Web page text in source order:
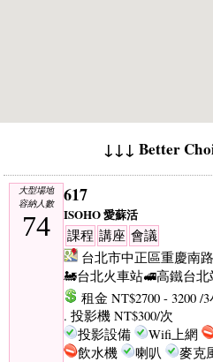
↓↓↓ Better
大型場地
容納人數
74
617
ISOHO 愛蘇活
課程 講座 會議
台北市中正區重慶南
🚂台北火車站🚅高鐵台北
租金 NT$2700 - 3200 /
. 投影機 NT$300/次
投影設備
Wifi上網
飲水機
喇叭
麥克